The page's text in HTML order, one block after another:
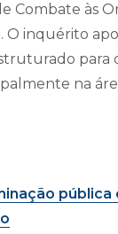
Combate às
O inquérito
para
na
pública